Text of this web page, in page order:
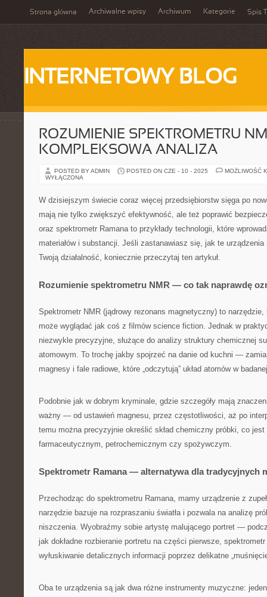
Strona główna Archiwalne wpisy Archiwum Kategorie Spis
INTERNETOWY BLOG
ROZUMIENIE SPEKTROMETRU
KOMPLEKSOWA ANALIZA
POSTED BY ADMIN POSTED ON CZE - 10 - 2025
MOŻLIWOŚĆ
WYŁĄCZONA
W dzisiejszym świecie coraz więcej przedsiębiorstw sięga po
mają nie tylko zwiększyć efektywność, ale też poprawić
oraz spektrometr Ramana to przykłady technologii, które
materiałów i substancji. Jeśli zastanawiasz się, jak te
Twoją działalność, koniecznie przeczytaj ten artykuł.
Rozumienie spektrometru NMR — co tak naprawdę
Spektrometr NMR (jądrowy rezonans magnetyczny) to
może wyglądać jak coś z filmów science fiction. Jednak w
niezwykle precyzyjne, służące do analizy struktury chemicznej
atomowym. To trochę jakby spojrzeć na danie od kuchni —
magnesy i fale radiowe, które „odczytują” układ atomów w
Podobnie jak w dobrym kryminale, gdzie szczegóły mają
ważny — od ustawień magnesu, przez częstotliwości, aż po
temu można precyzyjnie określić skład chemiczny próbki, co jest
farmaceutycznym, petrochemicznym czy spożywczym.
Spektrometr Ramana — alternatywa dla tradycyjnych
Przechodząc do spektrometru Ramana, mamy urządzenie z
narzędzie bazuje na rozpraszaniu światła i pozwala na analizę
niszczenia. Wyobraźmy sobie artystę malującego portret —
jak dokładne rozbieranie portretu na części pierwsze,
wyłuskiwanie detalicznych informacji poprzez delikatne
Oba te urządzenia są jak dwa różne instrumenty muzyczne: